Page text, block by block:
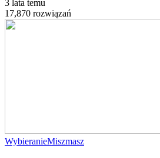
3 lata temu
17,870 rozwiązań
WybieranieMiszmasz